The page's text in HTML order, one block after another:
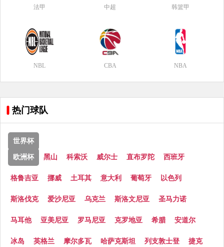
法甲 中超 韩篮甲
NBL CBA NBA
热门球队
世界杯
欧洲杯 黑山 科索沃 威尔士 直布罗陀 西班牙
格鲁吉亚 挪威 土耳其 意大利 葡萄牙 以色列
斯洛伐克 爱沙尼亚 乌克兰 斯洛文尼亚 圣马力诺
马耳他 亚美尼亚 罗马尼亚 克罗地亚 希腊 安道尔
冰岛 英格兰 摩尔多瓦 哈萨克斯坦 列支敦士登 捷克